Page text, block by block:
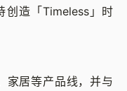
创造「Timeless」时
家居等产品线，并与